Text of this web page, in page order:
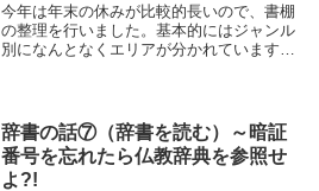
今年は年末の休みが比較的長いので、書棚
の整理を行いました。基本的にはジャンル
別になんとなくエリアが分かれています。
ないように時...
辞書の話⑦（辞書を読む）～暗証
番号を忘れたら仏教辞典を参照せ
よ?!